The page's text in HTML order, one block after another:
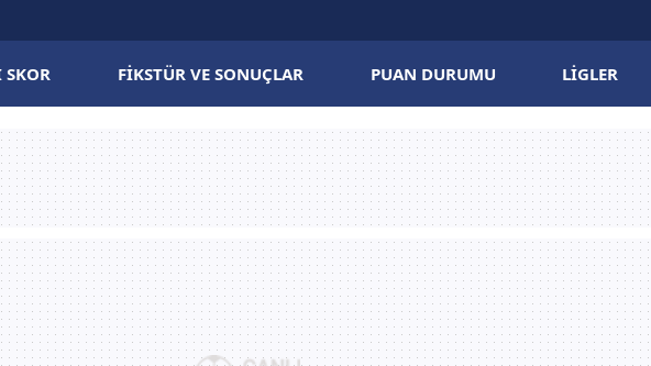
SKOR FIKSTÜR VE SONUÇLAR PUAN DURUMU LIGLER